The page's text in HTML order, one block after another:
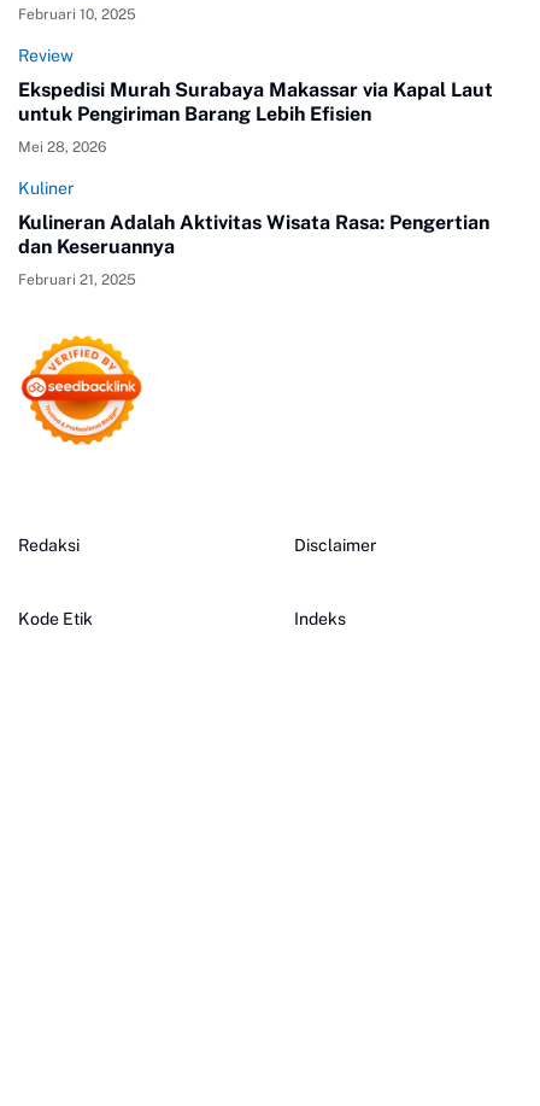
Februari 10, 2025
Review
Ekspedisi Murah Surabaya Makassar via Kapal Laut
untuk Pengiriman Barang Lebih Efisien
Mei 28, 2026
Kuliner
Kulineran Adalah Aktivitas Wisata Rasa: Pengertian
dan Keseruannya
Februari 21, 2025
Redaksi Disclaimer
Kode Etik Indeks